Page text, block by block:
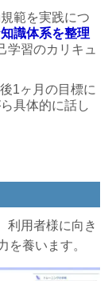
範を実践につ
識体系を整理
学習のカリキュ
1ヶ月の目標に
具体的に話し
利用者様に向き
を養います。